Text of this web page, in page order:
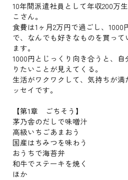
10年間派遣社員として年収200万
こさん。
食費は1ヶ月2万円で過ごし、1000
で、なんでも好きなものを買っ
ます。
1000円とじっくり向き合うと、
りたいことが見えてくる。
生活がワクワクして、気持ちが
ッセイです。
【第1章 ごちそう】
茅乃舎のだしで味噌汁
高級いちごあまおう
国産はちみつを味わう
おうちで海苔弁
和牛でステーキを焼く
ほか